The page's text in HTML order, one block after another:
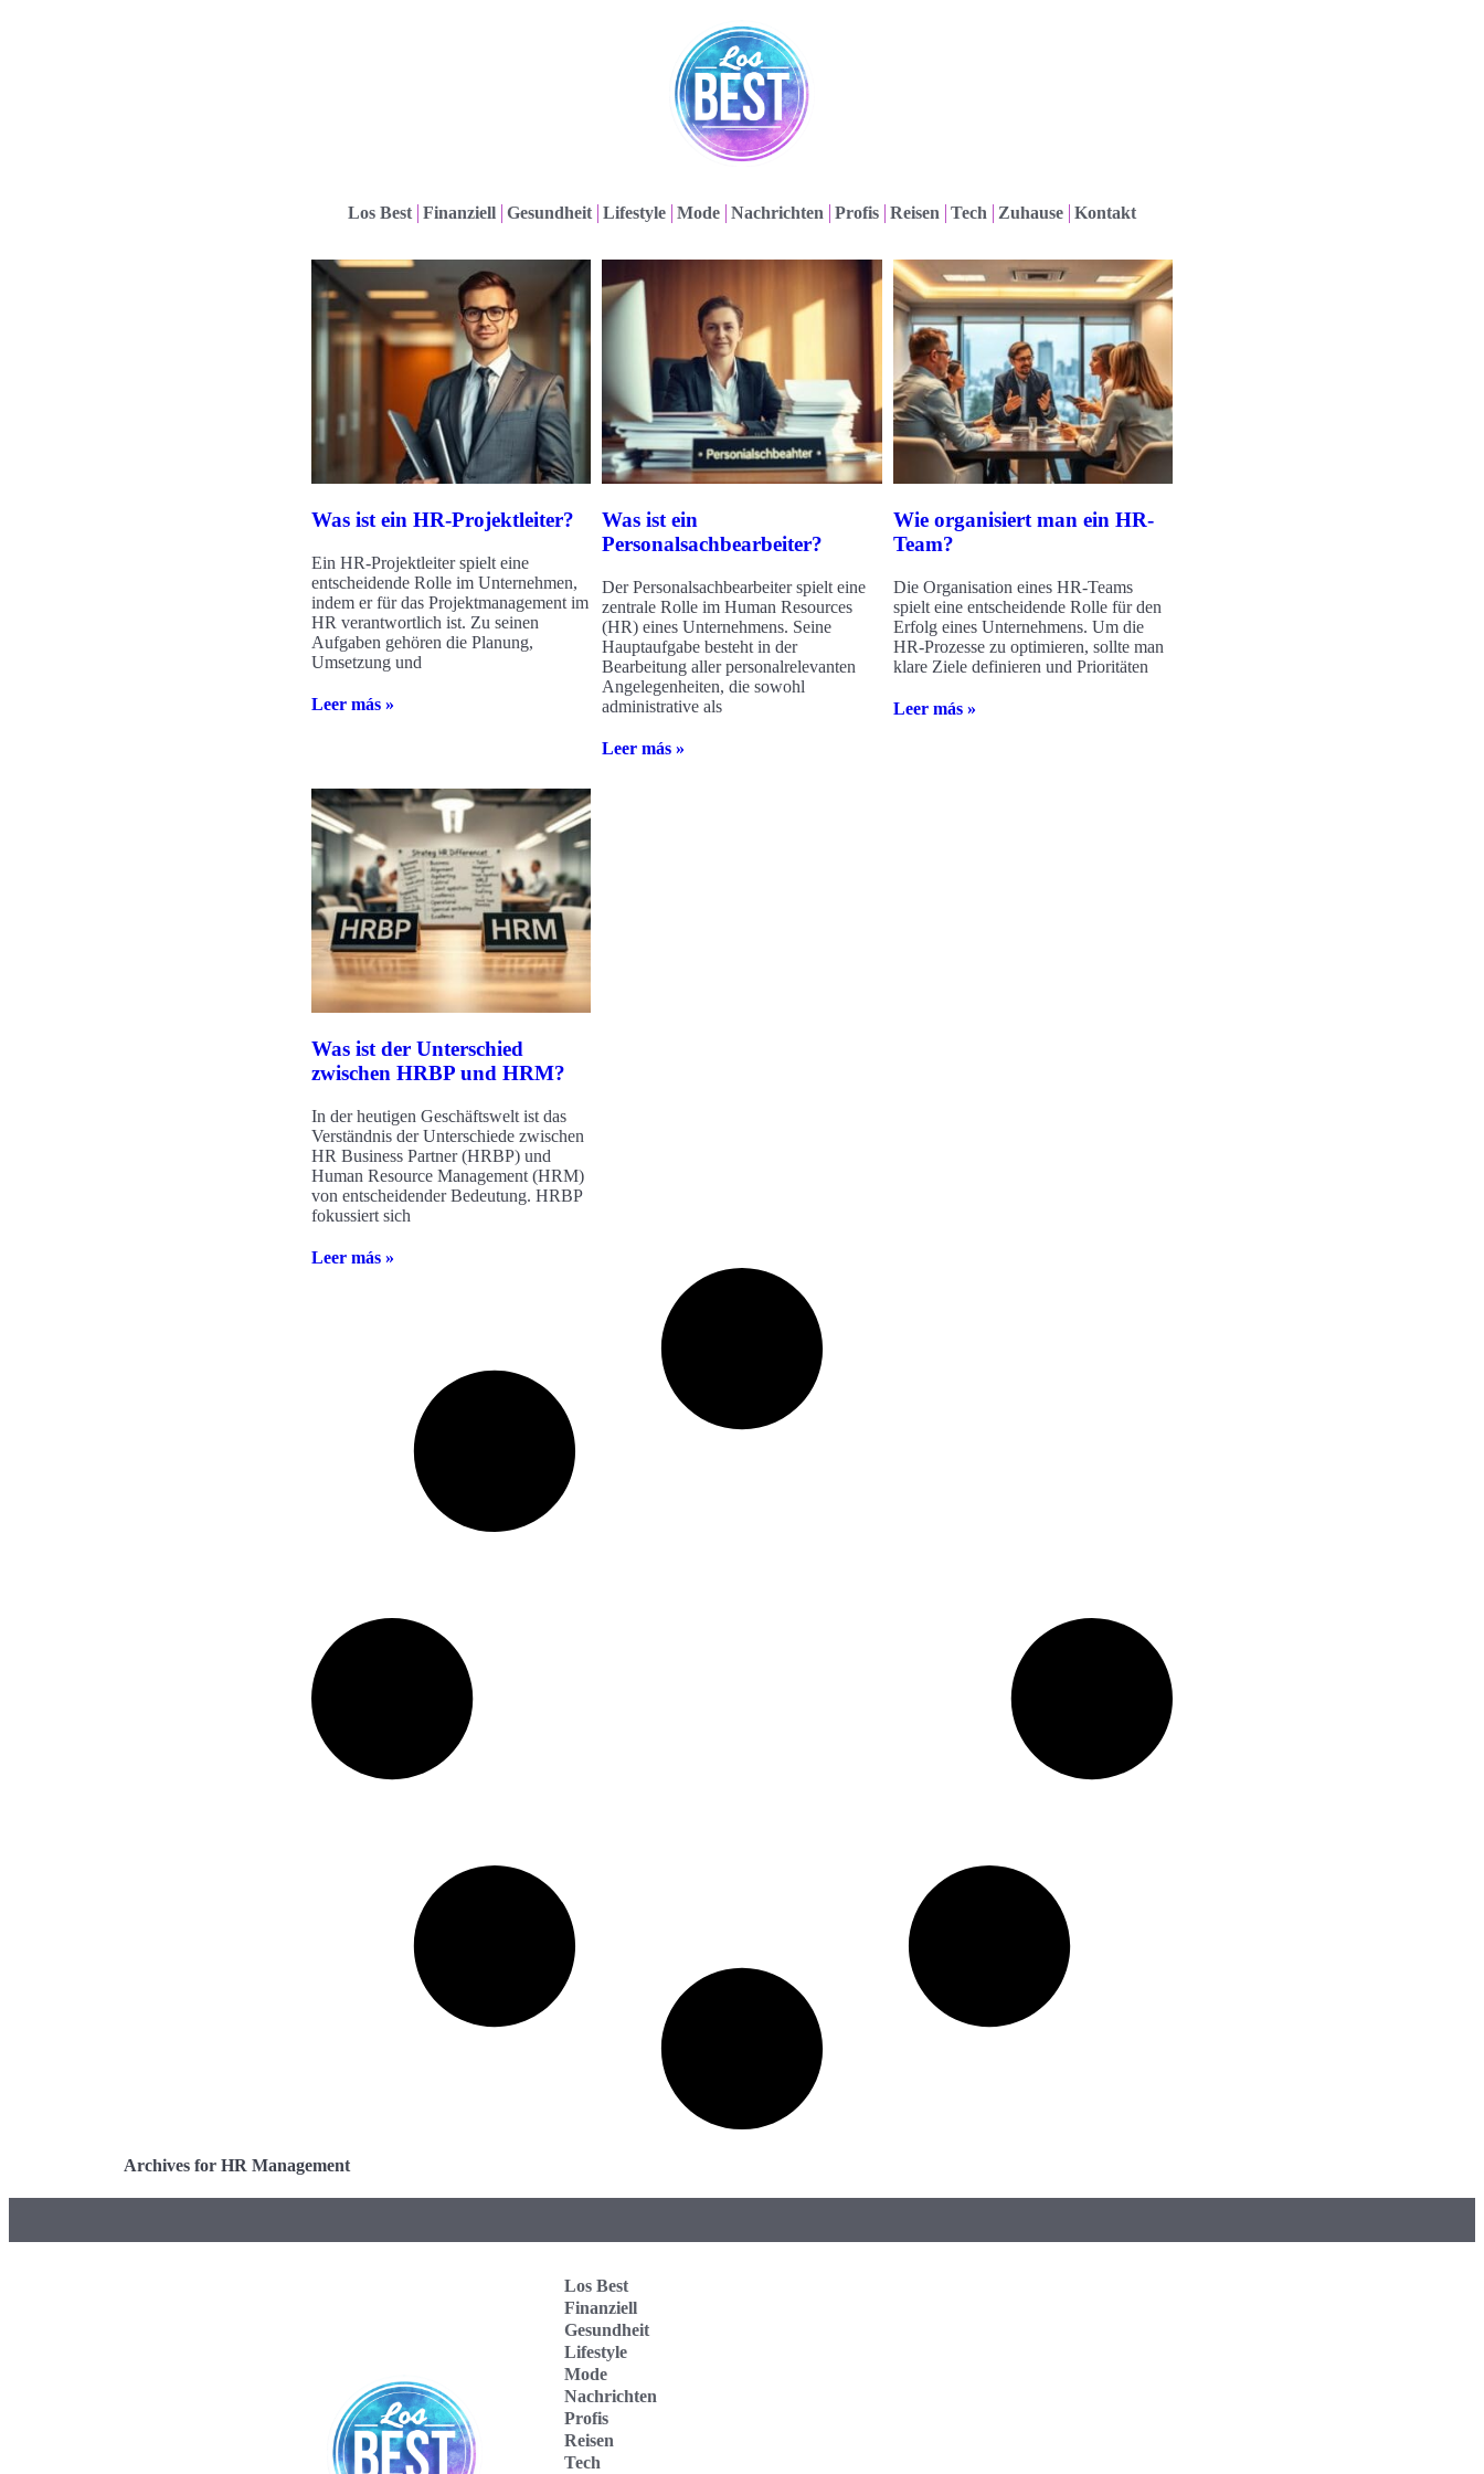
Los Best Finanziell Gesundheit Lifestyle Mode Nachrichten Profis Reisen Tech Zuhause Kontakt
Was ist ein HR-Projektleiter?
Ein HR-Projektleiter spielt eine
entscheidende Rolle im Unternehmen,
indem er für das Projektmanagement im
HR verantwortlich ist. Zu seinen
Aufgaben gehören die Planung,
Umsetzung und
Leer más »
Was ist ein
Personalsachbearbeiter?
Der Personalsachbearbeiter spielt eine
zentrale Rolle im Human Resources
(HR) eines Unternehmens. Seine
Hauptaufgabe besteht in der
Bearbeitung aller personalrelevanten
Angelegenheiten, die sowohl
administrative als
Leer más »
Wie organisiert man ein HR-
Team?
Die Organisation eines HR-Teams
spielt eine entscheidende Rolle für den
Erfolg eines Unternehmens. Um die
HR-Prozesse zu optimieren, sollte man
klare Ziele definieren und Prioritäten
Leer más »
Was ist der Unterschied
zwischen HRBP und HRM?
In der heutigen Geschäftswelt ist das
Verständnis der Unterschiede zwischen
HR Business Partner (HRBP) und
Human Resource Management (HRM)
von entscheidender Bedeutung. HRBP
fokussiert sich
Leer más »
Archives for HR Management
Los Best
Finanziell
Gesundheit
Lifestyle
Mode
Nachrichten
Profis
Reisen
Tech